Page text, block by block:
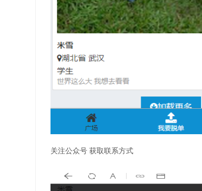
关注公众号 获取联系方式